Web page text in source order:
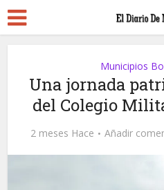
Municipios
Una jornada
del Colegio
2 meses Hace Añadir